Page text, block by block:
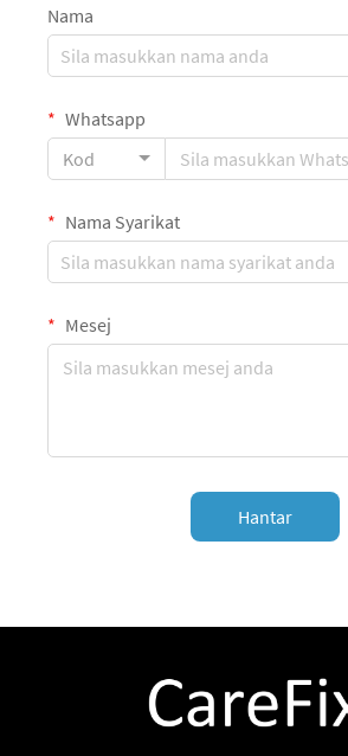
Nama
Whatsapp
Kod
Nama Syarikat
Mesej
Hantar